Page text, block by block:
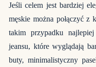
Jeśli celem jest bardziej
męskie można połączyć z
takim przypadku
jeansu, które wyglądają
buty, minimalistyczny